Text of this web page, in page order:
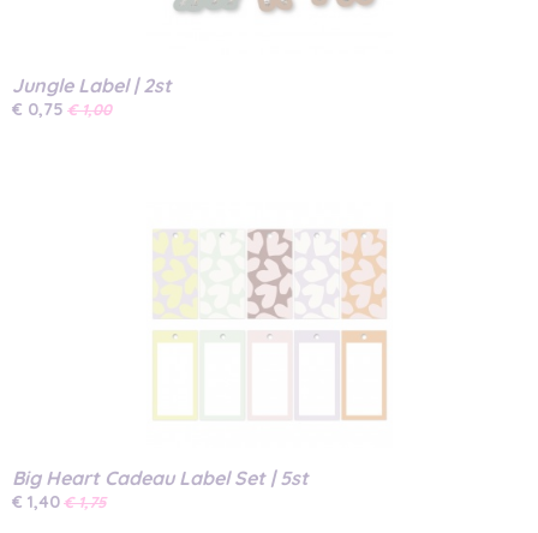
Jungle Label | 2st
€ 0,75 € 1,00
Big Heart Cadeau Label Set | 5st
€ 1,40€ 1,75